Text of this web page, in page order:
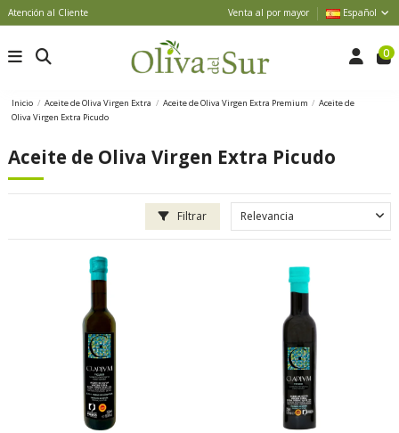
Atención al Cliente Venta al por mayor Español
0
Inicio Aceite de Oliva Virgen Extra Aceite de Oliva Virgen Extra Premium
Aceite de
Oliva Virgen Extra Picudo
Aceite de Oliva Virgen Extra Picudo
Filtrar